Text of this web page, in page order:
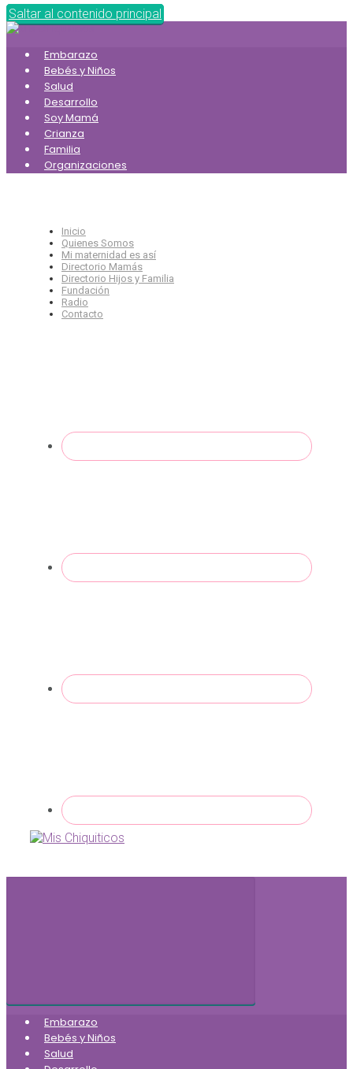
Saltar al contenido principal
Embarazo
Bebés y Niños
Salud
Desarrollo
Soy Mamá
Crianza
Familia
Organizaciones
Inicio
Quienes Somos
Mi maternidad es así
Directorio Mamás
Directorio Hijos y Familia
Fundación
Radio
Contacto
Embarazo
Bebés y Niños
Salud